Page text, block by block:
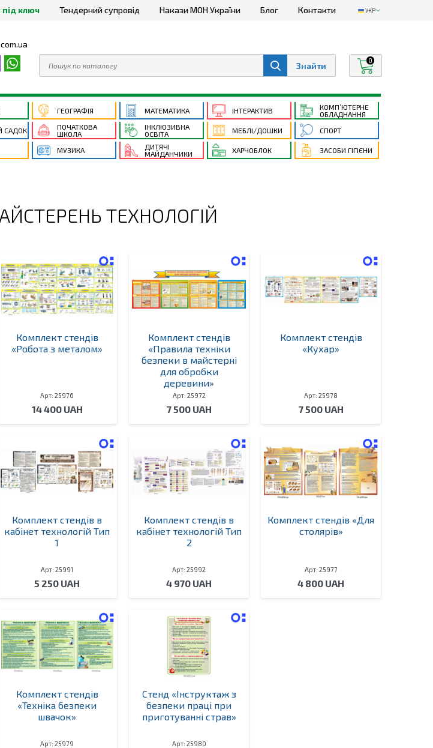
під ключ Тендерний супровід Накази МОН України Блог Контакти УКР
0
ГЕОГРАФІЯ МАТЕМАТИКА ІНТЕРАКТИВ
КОМП’ЮТЕРНЕ
ОБЛАДНАННЯ
САДОК
ПОЧАТКОВА
ШКОЛА
ІНКЛЮЗИВНА
ОСВІТА
МЕБЛІ/ДОШКИ СПОРТ
МУЗИКА
ДИТЯЧІ
МАЙДАНЧИКИ
ХАРЧОБЛОК ЗАСОБИ ГІГІЄНИ
ТЕХНОЛОГІЙ
Комплект стендів
«Робота з металом»
Арт: 25976
14 400 UAH
Комплект стендів
«Правила техніки
безпеки в майстерні
для обробки
деревини»
Арт: 25972
7 500 UAH
Комплект стендів
«Кухар»
Арт: 25978
7 500 UAH
Комплект стендів в
кабінет технологій Тип
1
Арт: 25991
5 250 UAH
Комплект стендів в
кабінет технологій Тип
2
Арт: 25992
4 970 UAH
Комплект стендів «Для
столярів»
Арт: 25977
4 800 UAH
Комплект стендів
«Техніка безпеки
швачок»
Арт: 25979
Стенд «Інструктаж з
безпеки праці при
приготуванні страв»
Арт: 25980